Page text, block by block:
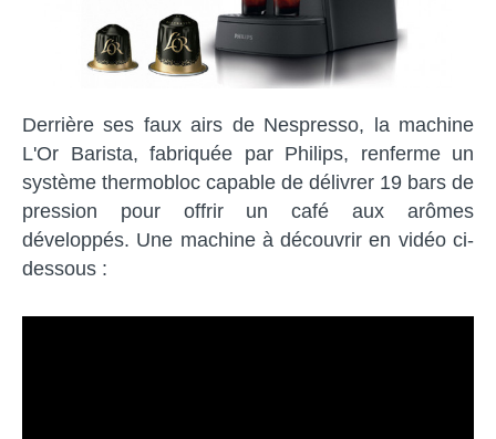
Derrière ses faux airs de Nespresso, la machine
L'Or Barista, fabriquée par Philips, renferme un
système thermobloc capable de délivrer 19 bars de
pression pour offrir un café aux arômes
développés. Une machine à découvrir en vidéo ci-
dessous :